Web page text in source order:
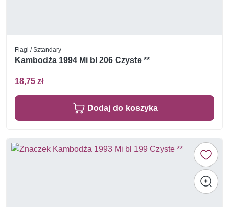
Flagi / Sztandary
Kambodża 1994 Mi bl 206 Czyste **
18,75 zł
Dodaj do koszyka